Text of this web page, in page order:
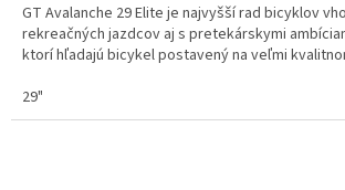
GT Avalanche 29 Elite je najvyšší rad bicyklov
rekreačných jazdcov aj s pretekárskymi
ktorí hľadajú bicykel postavený na veľmi
29"